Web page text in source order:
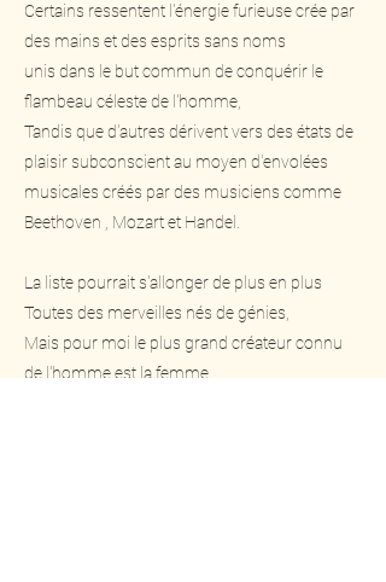
Certains ressentent l'énergie furieuse crée par
des mains et des esprits sans noms
unis dans le but commun de conquérir le
flambeau céleste de l'homme,
Tandis que d'autres dérivent vers des états de
plaisir subconscient au moyen d'envolées
musicales créés par des musiciens comme
Beethoven , Mozart et Handel.
La liste pourrait s'allonger de plus en plus
Toutes des merveilles nés de génies,
Mais pour moi le plus grand créateur connu
de l'homme est la femme.